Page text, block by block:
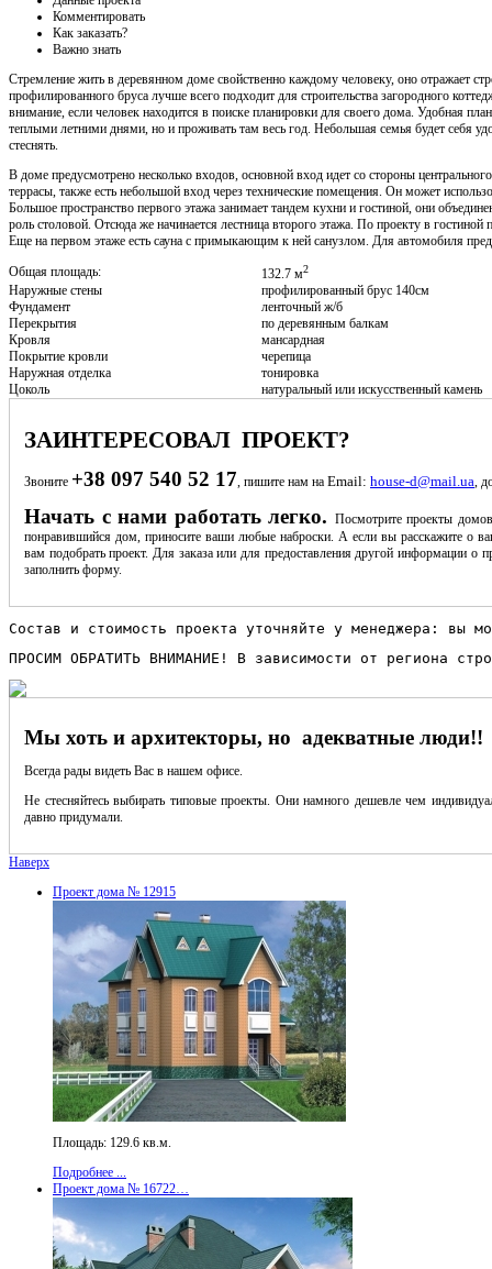
Комментировать
Как заказать?
Важно знать
Стремление жить в деревянном доме свойственно каждому человеку, оно отражает
профилированного бруса лучше всего подходит для строительства загородного
внимание, если человек находится в поиске планировки для своего дома. Удобная
теплыми летними днями, но и проживать там весь год. Небольшая семья будет себя
стеснять.
В доме предусмотрено несколько входов, основной вход идет со стороны
террасы, также есть небольшой вход через технические помещения. Он может
Большое пространство первого этажа занимает тандем кухни и гостиной, они
роль столовой. Отсюда же начинается лестница второго этажа. По проекту в
Еще на первом этаже есть сауна с примыкающим к ней санузлом. Для автомобиля
Общая площадь:
132.7 м2
Наружные стены
профилированный брус 140см
Фундамент
ленточный ж/б
Перекрытия
по деревянным балкам
Кровля
мансардная
Покрытие кровли
черепица
Наружная отделка
тонировка
Цоколь
натуральный или искусственный камень
ЗАИНТЕРЕСОВАЛ ПРОЕКТ?
Звоните +38 097 540 52 17 , пишите нам на Email: house-d@mail.ua ,
Начать с нами работать легко. Посмотрите проекты
понравившийся дом, приносите ваши любые наброски. А если вы расскажите о
вам подобрать проект. Для заказа или для предоставления другой информации о
заполнить форму.
Состав и стоимость проекта уточняйте у менеджера:
ПРОСИМ ОБРАТИТЬ ВНИМАНИЕ! В зависимости от региона
Мы хоть и архитекторы, но адекватные люди!!
Всегда рады видеть Вас в нашем офисе.
Не стесняйтесь выбирать типовые проекты. Они намного дешевле чем
давно придумали.
Наверх
Проект дома № 12915
Площадь: 129.6 кв.м.
Подробнее ...
Проект дома № 16722…